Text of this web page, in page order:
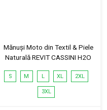
Mănuși Moto din Textil & Piele
Naturală REVIT CASSINI H2O
S M L XL 2XL
3XL